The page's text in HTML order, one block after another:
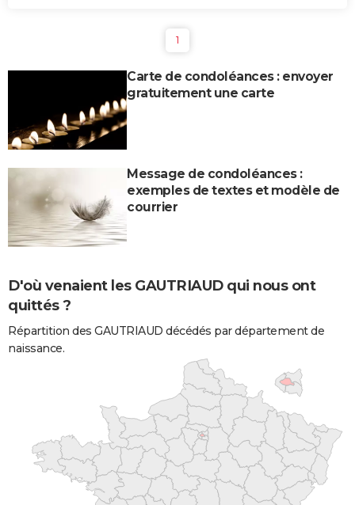
1
Carte de condoléances : envoyer
gratuitement une carte
Message de condoléances :
exemples de textes et modèle de
courrier
D'où venaient les GAUTRIAUD qui nous ont
quittés ?
Répartition des GAUTRIAUD décédés par département de
naissance.